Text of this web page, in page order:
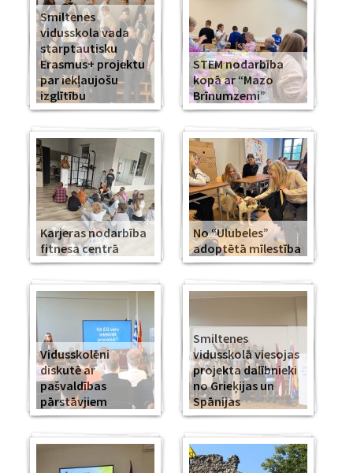
Smiltenes
vidusskola vada
starptautisku
Erasmus+ projektu
par iekļaujošu
izglītību
STEM nodarbība
kopā ar “Mazo
Brīnumzemi”
Karjeras nodarbība
fitnesa centrā
No “Ulubeles”
adoptētā mīlestība
Vidusskolēni
diskutē ar
pašvaldības
pārstāvjiem
Smiltenes
vidusskolā viesojas
projekta dalībnieki
no Grieķijas un
Spānijas